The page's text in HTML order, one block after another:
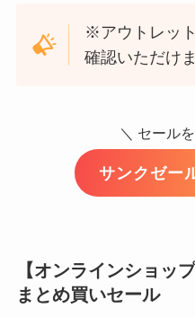
※アウトレッ
確認いただけま
＼ セール
サンクゼー
【オンラインショッ
まとめ買いセール